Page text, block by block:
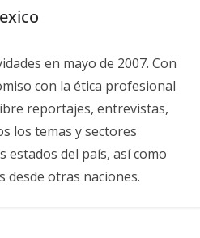
en mayo de 2007. Con
con la ética profesional
reportajes, entrevistas,
los temas y sectores
estados del país, así como
desde otras naciones.